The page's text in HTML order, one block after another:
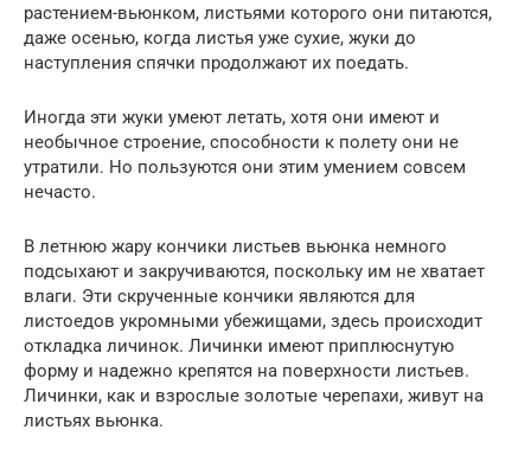
растением-вьюнком, листьями которого они питаются,
даже осенью, когда листья уже сухие, жуки до
наступления спячки продолжают их поедать.
Иногда эти жуки умеют летать, хотя они имеют и
необычное строение, способности к полету они не
утратили. Но пользуются они этим умением совсем
нечасто.
В летнюю жару кончики листьев вьюнка немного
подсыхают и закручиваются, поскольку им не хватает
влаги. Эти скрученные кончики являются для
листоедов укромными убежищами, здесь происходит
откладка личинок. Личинки имеют приплюснутую
форму и надежно крепятся на поверхности листьев.
Личинки, как и взрослые золотые черепахи, живут на
листьях вьюнка.